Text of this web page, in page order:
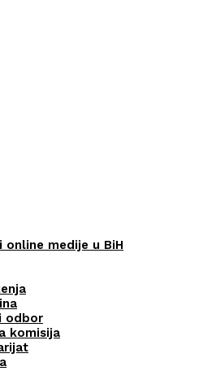
online medije u BiH
odbor
komisija